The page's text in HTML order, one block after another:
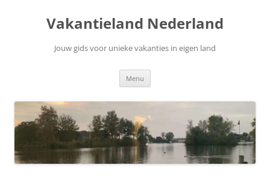
Vakantieland Nederland
Jouw gids voor unieke vakanties in eigen land
Menu